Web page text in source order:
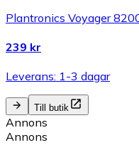
Plantronics Voyager
239 kr
Leverans: 1-3 dagar
Till butik
Annons
Annons